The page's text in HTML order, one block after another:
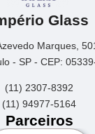
Glass
Marques,
- SP - CEP:
(11) 2307-8392
(11) 94977-5164
Parceiros